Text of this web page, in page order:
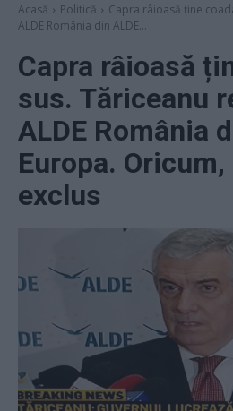
Acasă Politică
Capra râioasă ține
ALDE România din ALDE...
Capra râioasă
sus. Tăriceanu
ALDE România
Europa.
exclus